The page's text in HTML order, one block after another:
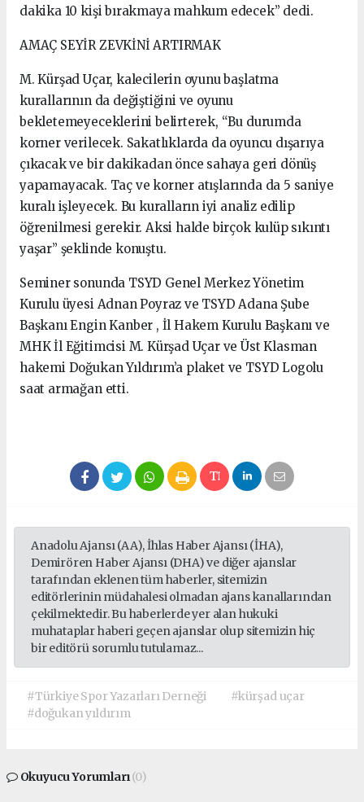
dakika 10 kişi bırakmaya mahkum edecek” dedi.
AMAÇ SEYİR ZEVKİNİ ARTIRMAK
M. Kürşad Uçar, kalecilerin oyunu başlatma
kurallarının da değiştiğini ve oyunu
bekletemeyeceklerini belirterek, “Bu durumda
korner verilecek. Sakatlıklarda da oyuncu dışarıya
çıkacak ve bir dakikadan önce sahaya geri dönüş
yapamayacak. Taç ve korner atışlarında da 5 saniye
kuralı işleyecek. Bu kuralların iyi analiz edilip
öğrenilmesi gerekir. Aksi halde birçok kulüp sıkıntı
yaşar” şeklinde konuştu.
Seminer sonunda TSYD Genel Merkez Yönetim
Kurulu üyesi Adnan Poyraz ve TSYD Adana Şube
Başkanı Engin Kanber , İl Hakem Kurulu Başkanı ve
MHK İl Eğitimcisi M. Kürşad Uçar ve Üst Klasman
hakemi Doğukan Yıldırım’a plaket ve TSYD Logolu
saat armağan etti.
Anadolu Ajansı (AA), İhlas Haber Ajansı (İHA),
Demirören Haber Ajansı (DHA) ve diğer ajanslar
tarafından eklenen tüm haberler, sitemizin
editörlerinin müdahalesi olmadan ajans kanallarından
çekilmektedir. Bu haberlerde yer alan hukuki
muhataplar haberi geçen ajanslar olup sitemizin hiç
bir editörü sorumlu tutulamaz...
#Türkiye Spor Yazarları Derneği
#kürşad uçar
#doğukan yıldırım
Okuyucu Yorumları(0)